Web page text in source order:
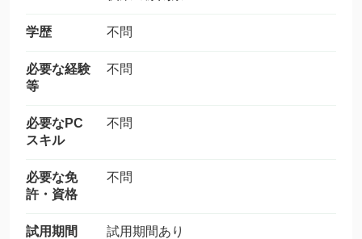
学歴 不問
必要な経験
等
不問
必要なPC
スキル
不問
必要な免
許・資格
不問
試用期間
試用期間あり